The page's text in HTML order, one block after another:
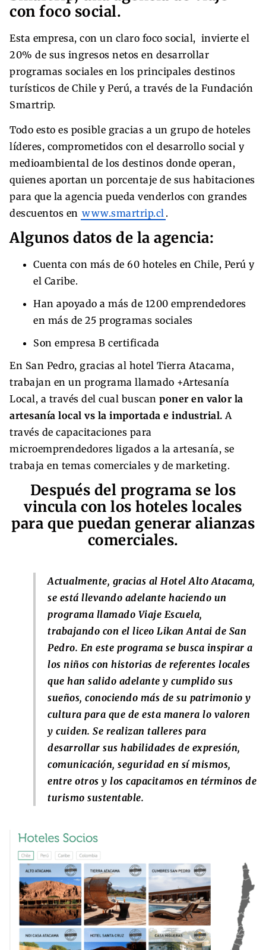
con foco social.
Esta empresa, con un claro foco social, invierte el
20% de sus ingresos netos en desarrollar
programas sociales en los principales destinos
turísticos de Chile y Perú, a través de la Fundación
Smartrip.
Todo esto es posible gracias a un grupo de hoteles
líderes, comprometidos con el desarrollo social y
medioambiental de los destinos donde operan,
quienes aportan un porcentaje de sus habitaciones
para que la agencia pueda venderlos con grandes
descuentos en www.smartrip.cl .
Algunos datos de la agencia:
Cuenta con más de 60 hoteles en Chile, Perú y
el Caribe.
Han apoyado a más de 1200 emprendedores
en más de 25 programas sociales
Son empresa B certificada
En San Pedro, gracias al hotel Tierra Atacama,
trabajan en un programa llamado +Artesanía
Local, a través del cual buscan poner en valor la
artesanía local vs la importada e industrial. A
través de capacitaciones para
microemprendedores ligados a la artesanía, se
trabaja en temas comerciales y de marketing.
Después del programa se los
vincula con los hoteles locales
para que puedan generar alianzas
comerciales.
Actualmente, gracias al Hotel Alto Atacama,
se está llevando adelante haciendo un
programa llamado Viaje Escuela,
trabajando con el liceo Likan Antai de San
Pedro. En este programa se busca inspirar a
los niños con historias de referentes locales
que han salido adelante y cumplido sus
sueños, conociendo más de su patrimonio y
cultura para que de esta manera lo valoren
y cuiden. Se realizan talleres para
desarrollar sus habilidades de expresión,
comunicación, seguridad en sí mismos,
entre otros y los capacitamos en términos de
turismo sustentable.